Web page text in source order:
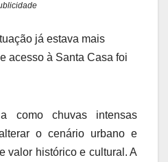
já estava mais
acesso à Santa Casa foi
como chuvas intensas
o cenário urbano e
valor histórico e cultural. A